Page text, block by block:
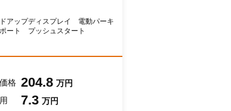
アップディスプレイ 電動パーキ
ート プッシュスタート
格 204.8 万円
7.3 万円